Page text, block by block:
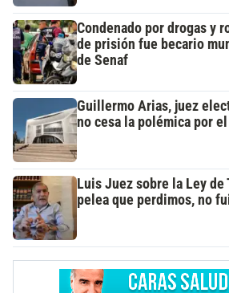
Condenado por drogas y
de prisión fue becario
de Senaf
Guillermo Arias, juez
no cesa la polémica por
Luis Juez sobre la Ley de
pelea que perdimos, no